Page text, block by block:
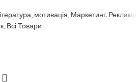
мотивація, Маркетинг. Реклама
, Всі Товари